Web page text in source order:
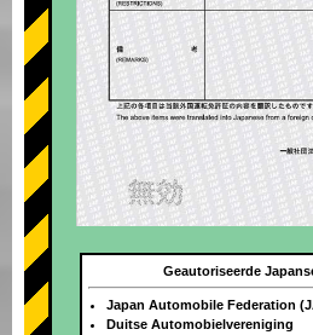
Geautoriseerde
Japan Automobile Federation
Duitse Automobielvereniging